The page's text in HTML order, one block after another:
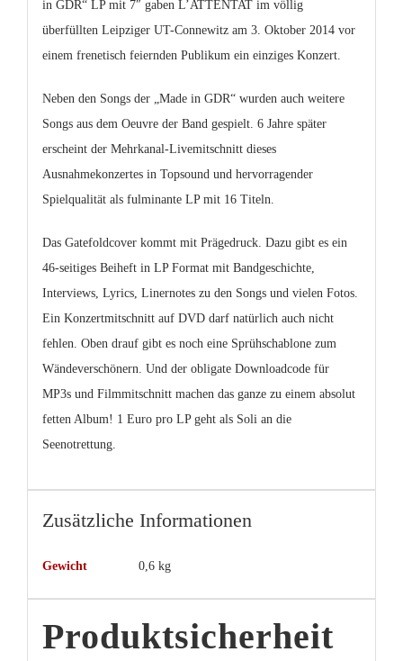
in GDR“ LP mit 7″ gaben L’ATTENTAT im völlig
überfüllten Leipziger UT-Connewitz am 3. Oktober 2014 vor
einem frenetisch feiernden Publikum ein einziges Konzert.
Neben den Songs der „Made in GDR“ wurden auch weitere
Songs aus dem Oeuvre der Band gespielt. 6 Jahre später
erscheint der Mehrkanal-Livemitschnitt dieses
Ausnahmekonzertes in Topsound und hervorragender
Spielqualität als fulminante LP mit 16 Titeln.
Das Gatefoldcover kommt mit Prägedruck. Dazu gibt es ein
46-seitiges Beiheft in LP Format mit Bandgeschichte,
Interviews, Lyrics, Linernotes zu den Songs und vielen Fotos.
Ein Konzertmitschnitt auf DVD darf natürlich auch nicht
fehlen. Oben drauf gibt es noch eine Sprühschablone zum
Wändeverschönern. Und der obligate Downloadcode für
MP3s und Filmmitschnitt machen das ganze zu einem absolut
fetten Album! 1 Euro pro LP geht als Soli an die
Seenotrettung.
Zusätzliche Informationen
Gewicht 0,6 kg
Produktsicherheit